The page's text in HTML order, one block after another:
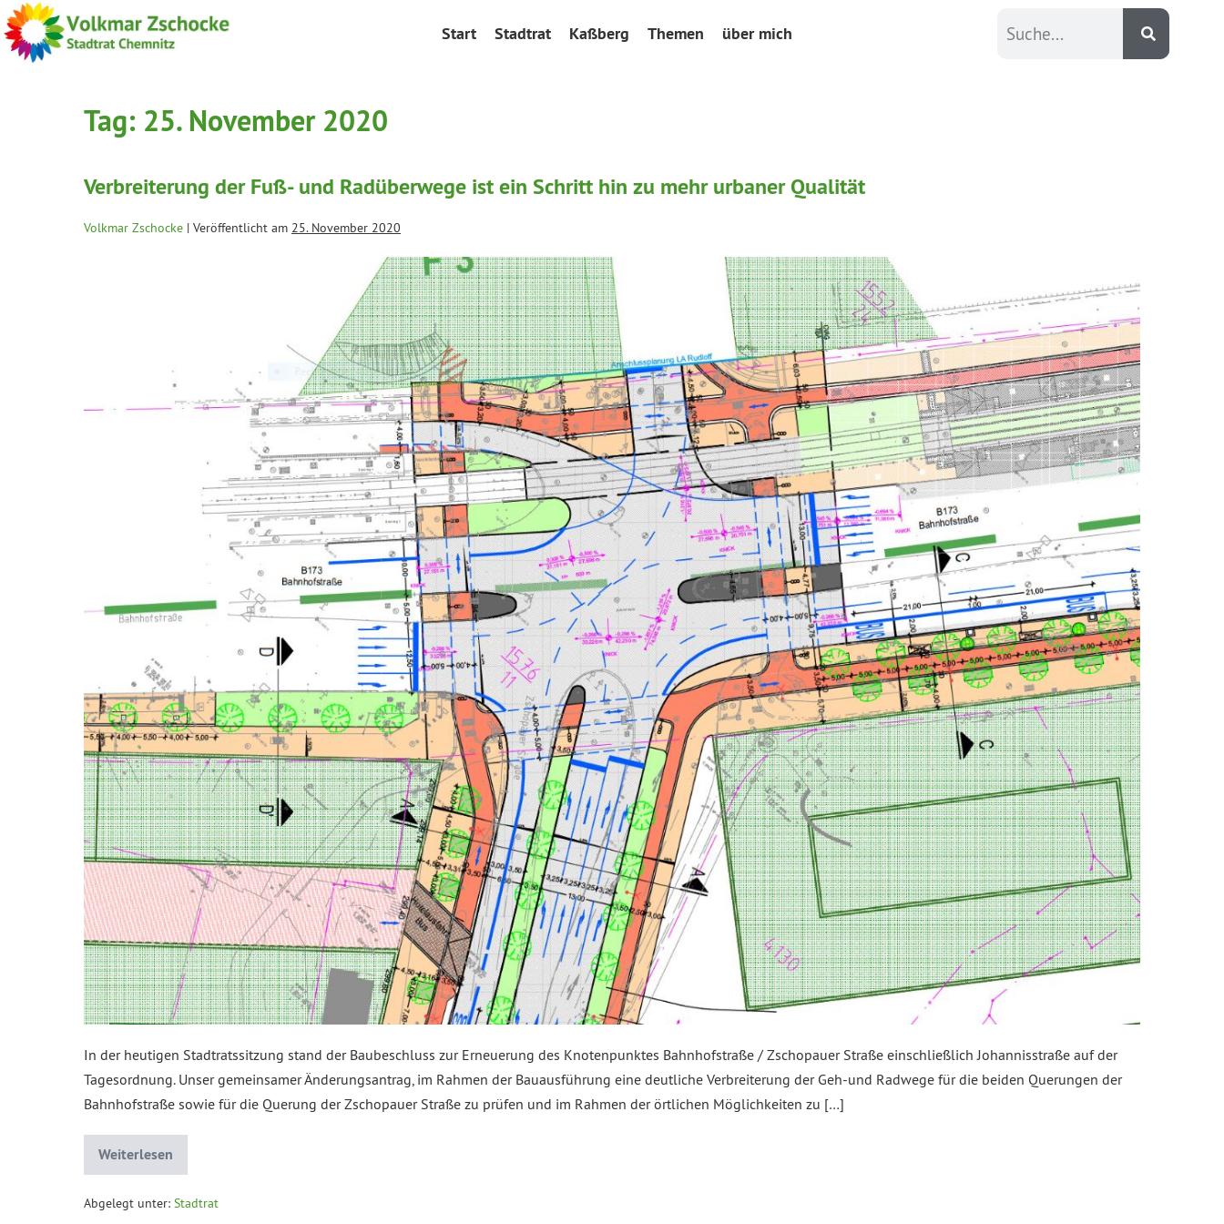
Start Stadtrat Kaßberg Themen über mich
Tag: 25. November 2020
Verbreiterung der Fuß- und Radüberwege ist ein Schritt hin zu mehr urbaner Qualität
Volkmar Zschocke | Veröffentlicht am 25. November 2020
In der heutigen Stadtratssitzung stand der Baubeschluss zur Erneuerung des Knotenpunktes Bahnhofstraße / Zschopauer Straße einschließlich Johannisstraße auf der
Tagesordnung. Unser gemeinsamer Änderungsantrag, im Rahmen der Bauausführung eine deutliche Verbreiterung der Geh-und Radwege für die beiden Querungen der
Bahnhofstraße sowie für die Querung der Zschopauer Straße zu prüfen und im Rahmen der örtlichen Möglichkeiten zu […]
Weiterlesen
Abgelegt unter: Stadtrat